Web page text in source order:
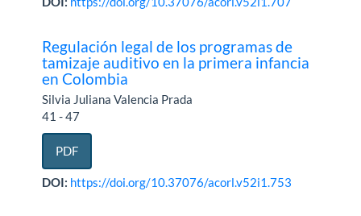
Regulación legal de los programas de
tamizaje auditivo en la primera infancia
en Colombia
Silvia Juliana Valencia Prada
41 - 47
PDF
DOI: https://doi.org/10.37076/acorl.v52i1.753